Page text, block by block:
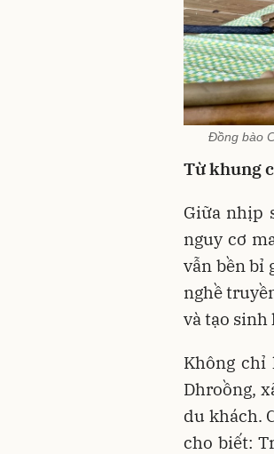
Đồng bào
Từ khung
Giữa nhịp
nguy cơ
vẫn bền bỉ
nghề
và tạo sinh
Không chỉ
Dhroồng,
du khách.
cho biết: